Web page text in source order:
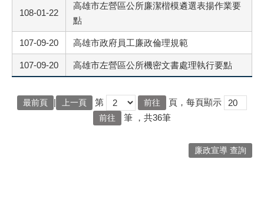
108-01-22
高雄市左營區公所廉潔楷模遴選表揚作業要
點
107-09-20 高雄市政府員工廉政倫理規範
107-09-20 高雄市左營區公所機密文書處理執行要點
最前頁 | 上一頁 第
頁，每頁顯示
筆 ，共36筆
廉政宣導 查詢